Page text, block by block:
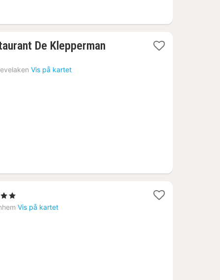
De Klepperman
Vis på kartet
Vis på kartet